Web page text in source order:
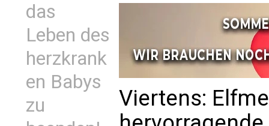
das
Leben des
herzkrank
en Babys
zu
Viertens: